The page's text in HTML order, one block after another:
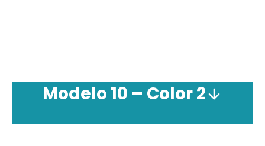
Modelo 10 – Color 2